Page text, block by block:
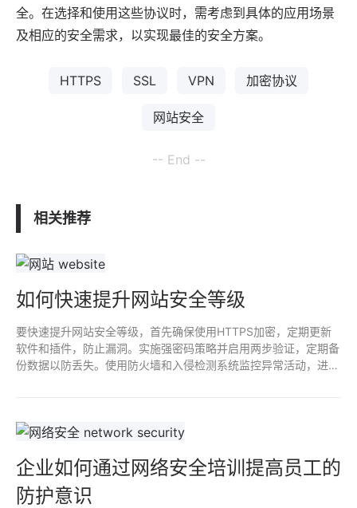
全。在选择和使用这些协议时，需考虑到具体的应用场景
及相应的安全需求，以实现最佳的安全方案。
HTTPS SSL VPN 加密协议
网站安全
-- End --
相关推荐
如何快速提升网站安全等级
要快速提升网站安全等级，首先确保使用HTTPS加密，定期更新
软件和插件，防止漏洞。实施强密码策略并启用两步验证，定期备
份数据以防丢失。使用防火墙和入侵检测系统监控异常活动，进行
企业如何通过网络安全培训提高员工的
防护意识